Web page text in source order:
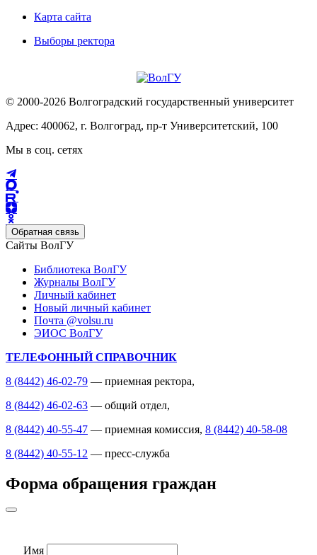
Карта сайта
Выборы ректора
© 2000-2026 Волгоградский государственный университет
Адрес: 400062, г. Волгоград, пр-т Университетский, 100
Мы в соц. сетях
Обратная связь
Сайты ВолГУ
Библиотека ВолГУ
Журналы ВолГУ
Личный кабинет
Новый личный кабинет
Почта @volsu.ru
ЭИОС ВолГУ
ТЕЛЕФОННЫЙ СПРАВОЧНИК
8 (8442) 46-02-79 — приемная ректора,
8 (8442) 46-02-63 — общий отдел,
8 (8442) 40-55-47 — приемная комиссия, 8 (8442) 40-58-08
8 (8442) 40-55-12 — пресс-служба
Форма обращения граждан
Имя